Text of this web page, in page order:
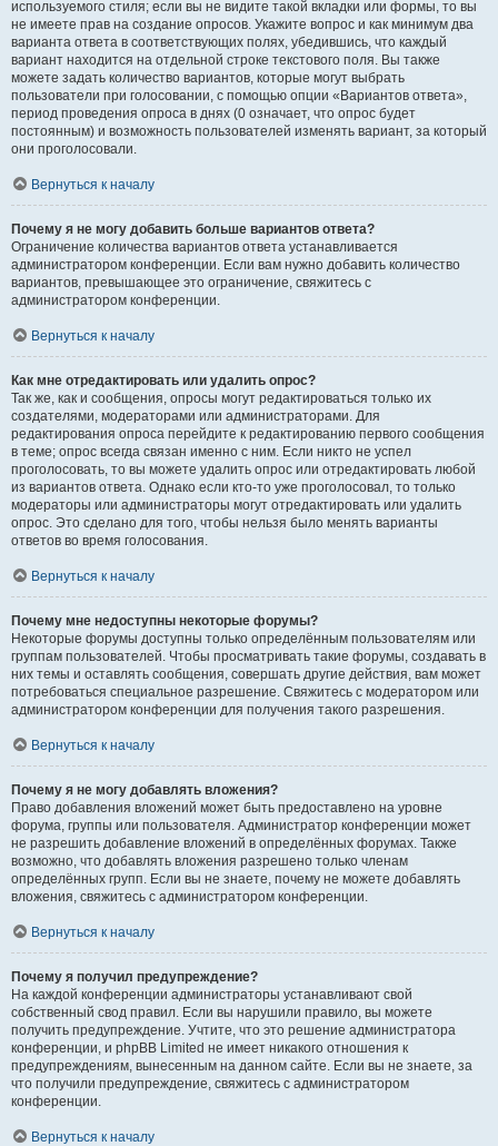
используемого стиля; если вы не видите такой вкладки или формы, то вы
не имеете прав на создание опросов. Укажите вопрос и как минимум два
варианта ответа в соответствующих полях, убедившись, что каждый
вариант находится на отдельной строке текстового поля. Вы также
можете задать количество вариантов, которые могут выбрать
пользователи при голосовании, с помощью опции «Вариантов ответа»,
период проведения опроса в днях (0 означает, что опрос будет
постоянным) и возможность пользователей изменять вариант, за который
они проголосовали.
Вернуться к началу
Почему я не могу добавить больше вариантов ответа?
Ограничение количества вариантов ответа устанавливается
администратором конференции. Если вам нужно добавить количество
вариантов, превышающее это ограничение, свяжитесь с
администратором конференции.
Вернуться к началу
Как мне отредактировать или удалить опрос?
Так же, как и сообщения, опросы могут редактироваться только их
создателями, модераторами или администраторами. Для
редактирования опроса перейдите к редактированию первого сообщения
в теме; опрос всегда связан именно с ним. Если никто не успел
проголосовать, то вы можете удалить опрос или отредактировать любой
из вариантов ответа. Однако если кто-то уже проголосовал, то только
модераторы или администраторы могут отредактировать или удалить
опрос. Это сделано для того, чтобы нельзя было менять варианты
ответов во время голосования.
Вернуться к началу
Почему мне недоступны некоторые форумы?
Некоторые форумы доступны только определённым пользователям или
группам пользователей. Чтобы просматривать такие форумы, создавать в
них темы и оставлять сообщения, совершать другие действия, вам может
потребоваться специальное разрешение. Свяжитесь с модератором или
администратором конференции для получения такого разрешения.
Вернуться к началу
Почему я не могу добавлять вложения?
Право добавления вложений может быть предоставлено на уровне
форума, группы или пользователя. Администратор конференции может
не разрешить добавление вложений в определённых форумах. Также
возможно, что добавлять вложения разрешено только членам
определённых групп. Если вы не знаете, почему не можете добавлять
вложения, свяжитесь с администратором конференции.
Вернуться к началу
Почему я получил предупреждение?
На каждой конференции администраторы устанавливают свой
собственный свод правил. Если вы нарушили правило, вы можете
получить предупреждение. Учтите, что это решение администратора
конференции, и phpBB Limited не имеет никакого отношения к
предупреждениям, вынесенным на данном сайте. Если вы не знаете, за
что получили предупреждение, свяжитесь с администратором
конференции.
Вернуться к началу